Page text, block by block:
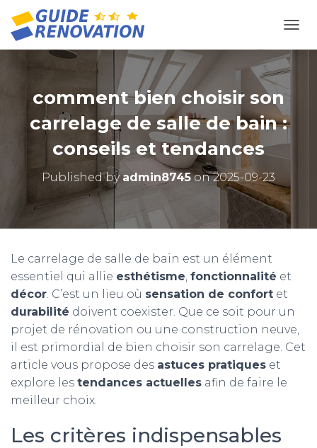
comment bien choisir son
carrelage de salle de bain :
conseils et tendances
Published by admin8745on2025-09-23
Le carrelage de salle de bain est un élément
essentiel qui allie esthétisme, fonctionnalité et
décor. C’est un lieu où sensation de confort et
durabilité doivent coexister. Que ce soit pour un
projet de rénovation ou une construction neuve,
il est primordial de bien choisir son carrelage. Cet
article vous propose des astuces pratiques et
explore les tendances actuelles afin de faire le
meilleur choix.
Les critères indispensables